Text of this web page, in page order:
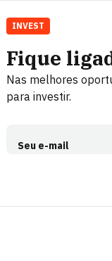
Fique
Nas melhores
para investir.
Seu e-mail
INVEST